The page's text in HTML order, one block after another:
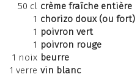
50 cl
1
1
1
1 noix
1 verre
crème fraîche entière
chorizo doux (ou fort)
poivron vert
poivron rouge
beurre
vin blanc